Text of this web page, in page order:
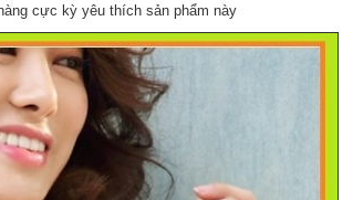
cực kỳ yêu thích sản phẩm này